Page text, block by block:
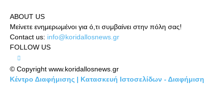
ABOUT US
Μείνετε ενημερωμένοι για ό,τι συμβαίνει στην πόλη σας!
Contact us: info@koridallosnews.gr
FOLLOW US
© Copyright www.koridallosnews.gr
Κέντρο Διαφήμισης | Κατασκευή Ιστοσελίδων - Διαφήμιση